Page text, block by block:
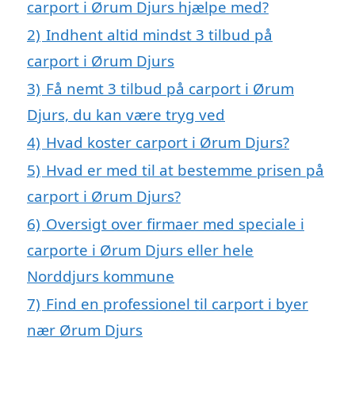
carport i Ørum Djurs hjælpe med?
2) Indhent altid mindst 3 tilbud på
carport i Ørum Djurs
3) Få nemt 3 tilbud på carport i Ørum
Djurs, du kan være tryg ved
4) Hvad koster carport i Ørum Djurs?
5) Hvad er med til at bestemme prisen på
carport i Ørum Djurs?
6) Oversigt over firmaer med speciale i
carporte i Ørum Djurs eller hele
Norddjurs kommune
7) Find en professionel til carport i byer
nær Ørum Djurs